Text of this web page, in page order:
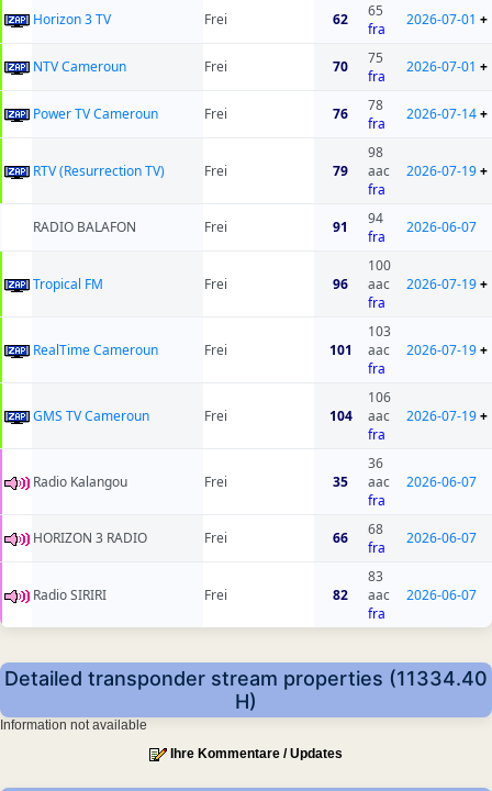
Horizon 3 TV Frei 62
65
fra
2026-07-01 +
NTV Cameroun Frei 70
75
fra
2026-07-01 +
Power TV Cameroun Frei 76
78
fra
2026-07-14+
RTV (Resurrection TV) Frei 79
98
aac
fra
2026-07-19+
RADIO BALAFON Frei 91
94
fra
2026-06-07
Tropical FM Frei 96
100
aac
fra
2026-07-19+
RealTime Cameroun Frei 101
103
aac
fra
2026-07-19+
GMS TV Cameroun Frei 104
106
aac
fra
2026-07-19+
Radio Kalangou Frei 35
36
aac
fra
2026-06-07
HORIZON 3 RADIO Frei 66
68
fra
2026-06-07
Radio SIRIRI Frei 82
83
aac
fra
2026-06-07
Detailed transponder stream properties (11334.40
H)
Information not available
Ihre Kommentare / Updates